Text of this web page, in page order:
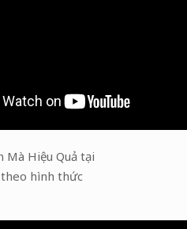
Mà Hiệu Quả tại
theo hình thức